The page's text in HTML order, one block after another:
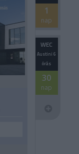
1
nap
WEC
Austini 6
órás
30
nap